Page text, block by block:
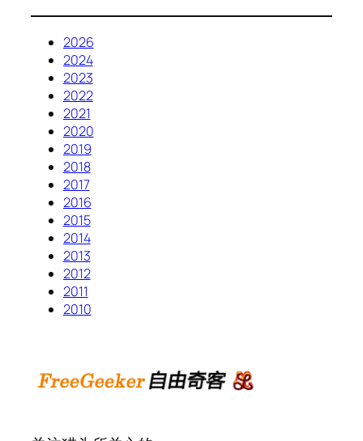
2026
2024
2023
2022
2021
2020
2019
2018
2017
2016
2015
2014
2013
2012
2011
2010